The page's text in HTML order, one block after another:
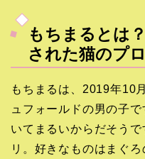
もちまるとは
された猫のプ
もちまるは、2019年10
ュフォールドの男の子
いてまるいからだそう
リ。好きなものはまぐ